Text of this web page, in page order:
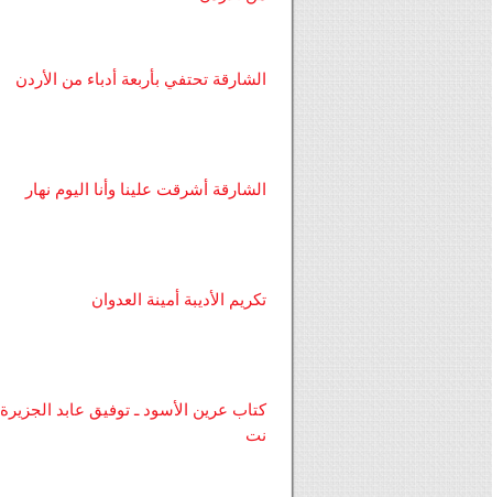
الشارقة تحتفي بأربعة أدباء من الأردن
الشارقة أشرقت علينا وأنا اليوم نهار
تكريم الأديبة أمينة العدوان
كتاب عرين الأسود ـ توفيق عابد الجزيرة
نت